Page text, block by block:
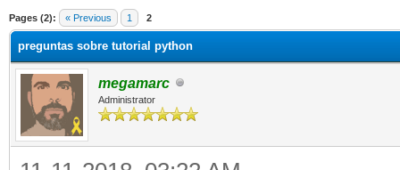
Pages (2): « Previous 1 2
preguntas sobre tutorial python
megamarc
Administrator